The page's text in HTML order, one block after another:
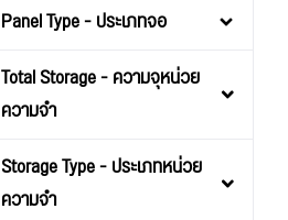
Panel Type - ประเภทจอ
Total Storage - ความจุหน่วย
ความจำ
Storage Type - ประเภทหน่วย
ความจำ